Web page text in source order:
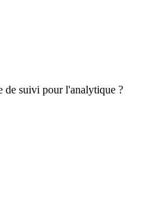
de suivi pour l'analytique ?